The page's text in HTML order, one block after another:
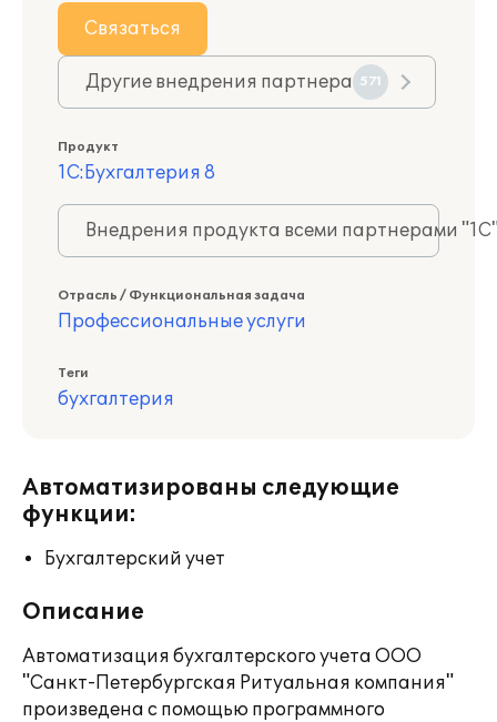
Связаться
Другие внедрения партнера 571
Продукт
1С:Бухгалтерия 8
Внедрения продукта всеми партнерами
Отрасль / Функциональная задача
Профессиональные услуги
Теги
бухгалтерия
Автоматизированы следующие
функции:
Бухгалтерский учет
Описание
Автоматизация бухгалтерского учета ООО
"Санкт-Петербургская Ритуальная компания"
произведена с помощью программного